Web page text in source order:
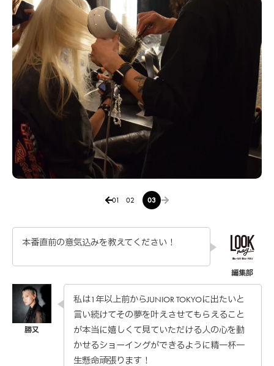
01 02 03
本番直前の意気込みを教えてください！
私は1年以上前からJUNIOR TOKYOに出たいと
言い続けてその夢を叶えさせてもらえること
が本当に嬉しくて見ていただける人の心を動
かせるショーイングができるように精一杯一
生懸命頑張ります！